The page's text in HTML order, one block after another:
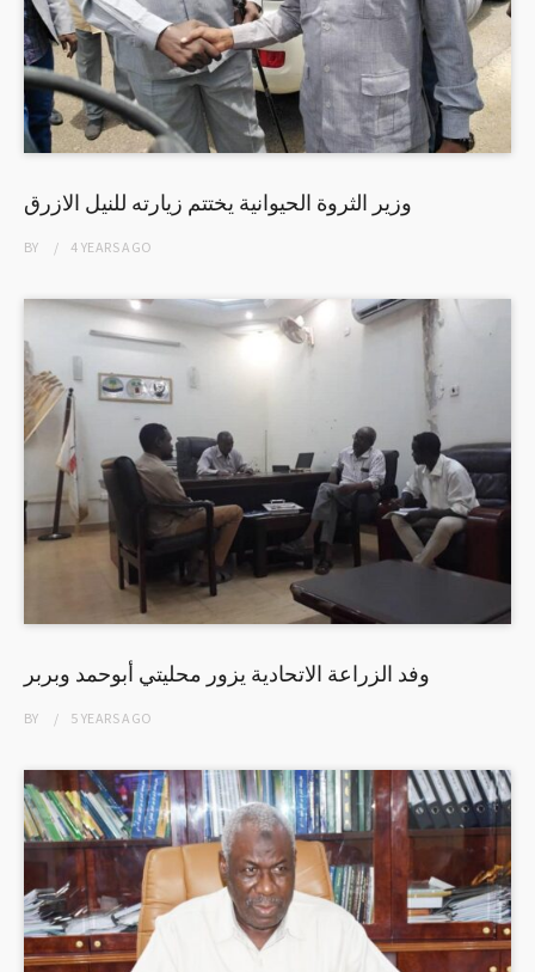
وزير الثروة الحيوانية يختتم زيارته للنيل الازرق
BY 4 YEARSAGO
وفد الزراعة الاتحادية يزور محليتي أبوحمد وبربر
BY 5 YEARSAGO